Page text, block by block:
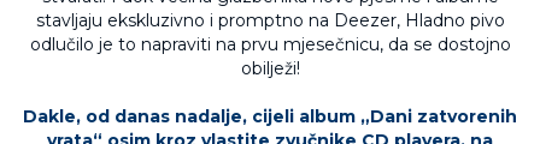
stavljaju ekskluzivno i promptno na Deezer, Hladno pivo
odlučilo je to napraviti na prvu mjesečnicu, da se dostojno
obilježi!
Dakle, od danas nadalje, cijeli album „Dani zatvorenih